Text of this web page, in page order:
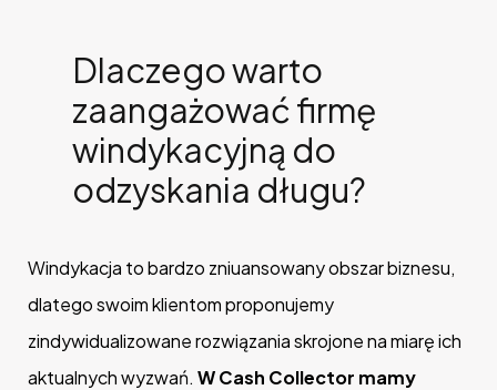
Dlaczego warto
zaangażować firmę
windykacyjną do
odzyskania długu?
Windykacja to bardzo zniuansowany obszar biznesu,
dlatego swoim klientom proponujemy
zindywidualizowane rozwiązania skrojone na miarę ich
aktualnych wyzwań. W Cash Collector mamy